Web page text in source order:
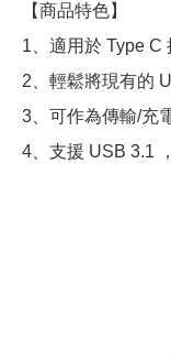
【商品特色】
1、適用於 Type C
2、輕鬆將現有的
3、可作為傳輸/充
4、支援 USB 3.1